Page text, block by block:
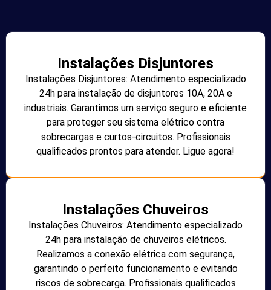
Instalações Disjuntores
Instalações Disjuntores: Atendimento especializado
24h para instalação de disjuntores 10A, 20A e
industriais. Garantimos um serviço seguro e eficiente
para proteger seu sistema elétrico contra
sobrecargas e curtos-circuitos. Profissionais
qualificados prontos para atender. Ligue agora!
Instalações Chuveiros
Instalações Chuveiros: Atendimento especializado
24h para instalação de chuveiros elétricos.
Realizamos a conexão elétrica com segurança,
garantindo o perfeito funcionamento e evitando
riscos de sobrecarga. Profissionais qualificados